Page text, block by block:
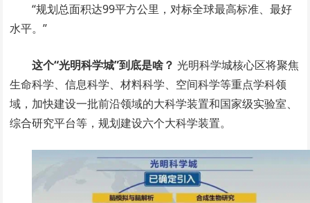
“规划总面积达99平方公里，对标全球最高标准、最好
水平。”
这个“光明科学城”到底是啥？光明科学城核心区将聚焦
生命科学、信息科学、材料科学、空间科学等重点学科领
域，加快建设一批前沿领域的大科学装置和国家级实验室、
综合研究平台等，规划建设六个大科学装置。